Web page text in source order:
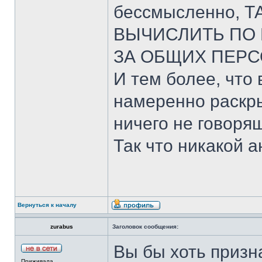
бессмысленно,
ВЫЧИСЛИТЬ ПО
ЗА ОБЩИХ
И тем более, что
намеренно
ничего не
Так что никакой
Вернуться к началу
zurabus Заголовок сообщения:
Вы бы хоть